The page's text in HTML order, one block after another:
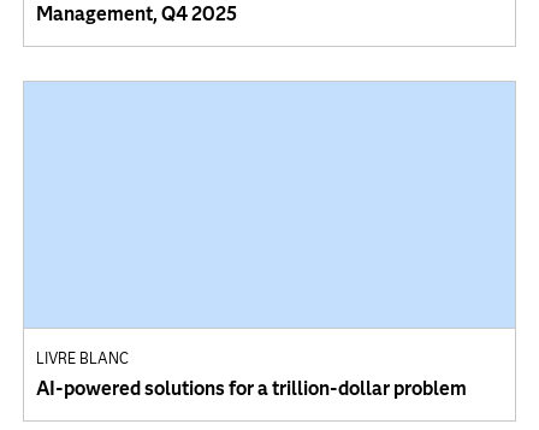
Management, Q4 2025
LIVRE BLANC
AI-powered solutions for a trillion-dollar problem